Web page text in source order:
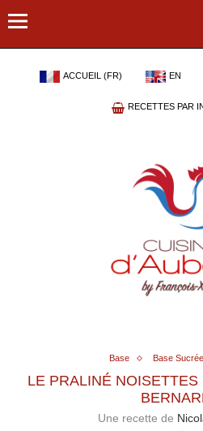
ACCUEIL (FR) EN
RECETTES PAR
Base Base Sucrée
LE PRALINÉ
Une recette de